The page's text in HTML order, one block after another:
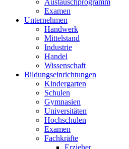
Austauschprogramm
Examen
Unternehmen
Handwerk
Mittelstand
Industrie
Handel
Wissenschaft
Bildungseinrichtungen
Kindergarten
Schulen
Gymnasien
Universitäten
Hochschulen
Examen
Fachkräfte